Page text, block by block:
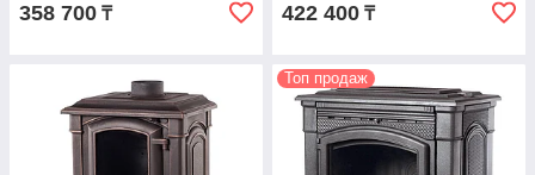
358 700 ₸ 422 400 ₸
Топ продаж